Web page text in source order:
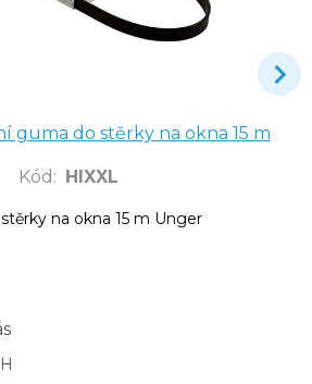
guma do stěrky na okna 15 m
Kód : HIXXL
na okna 15 m Unger